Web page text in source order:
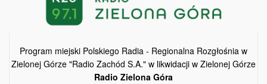
Program miejski Polskiego Radia - Regionalna Rozgłośnia w
Zielonej Górze "Radio Zachód S.A." w likwidacji w Zielonej Górze
Radio Zielona Góra